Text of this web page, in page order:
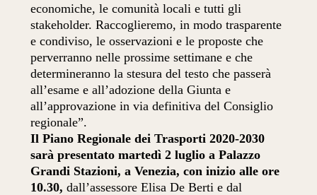
economiche, le comunità locali e tutti gli
stakeholder. Raccoglieremo, in modo trasparente
e condiviso, le osservazioni e le proposte che
perverranno nelle prossime settimane e che
determineranno la stesura del testo che passerà
all’esame e all’adozione della Giunta e
all’approvazione in via definitiva del Consiglio
regionale”.
Il Piano Regionale dei Trasporti 2020-2030
sarà presentato martedì 2 luglio a Palazzo
Grandi Stazioni, a Venezia, con inizio alle ore
10.30, dall’assessore Elisa De Berti e dal